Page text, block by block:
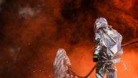
Bi̇li̇m & Teknoloji̇
Dünya
Eği̇ti̇m